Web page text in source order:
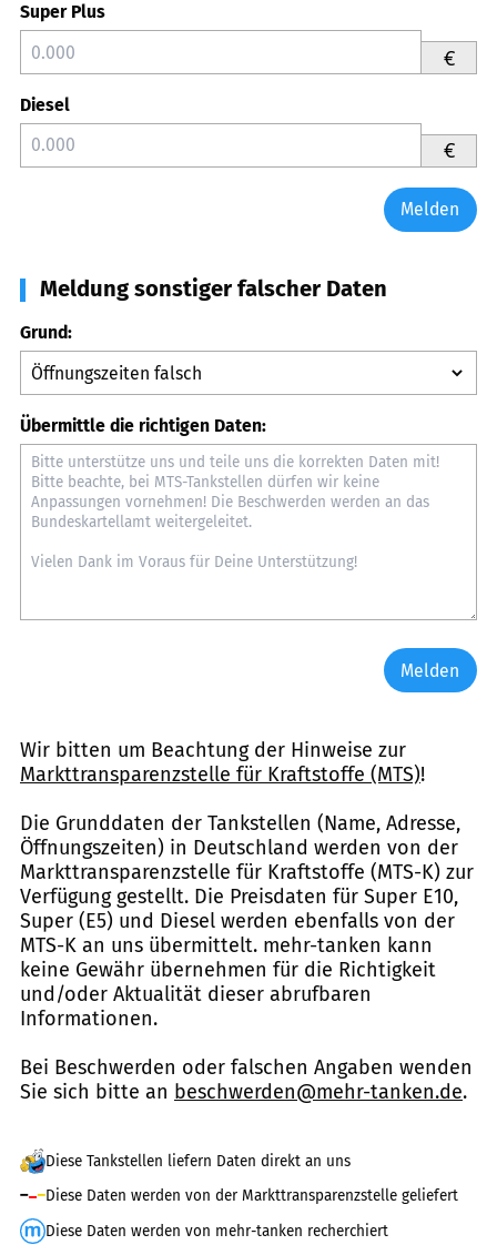
Super Plus
€
Diesel
€
Melden
Meldung sonstiger falscher Daten
Grund:
Übermittle die richtigen Daten:
Melden
Wir bitten um Beachtung der Hinweise zur
Markttransparenzstelle für Kraftstoffe (MTS)!
Die Grunddaten der Tankstellen (Name, Adresse,
Öffnungszeiten) in Deutschland werden von der
Markttransparenzstelle für Kraftstoffe (MTS-K) zur
Verfügung gestellt. Die Preisdaten für Super E10,
Super (E5) und Diesel werden ebenfalls von der
MTS-K an uns übermittelt. mehr-tanken kann
keine Gewähr übernehmen für die Richtigkeit
und/oder Aktualität dieser abrufbaren
Informationen.
Bei Beschwerden oder falschen Angaben wenden
Sie sich bitte an beschwerden@mehr-tanken.de.
Diese Tankstellen liefern Daten direkt an uns
Diese Daten werden von der Markttransparenzstelle geliefert
Diese Daten werden von mehr-tanken recherchiert